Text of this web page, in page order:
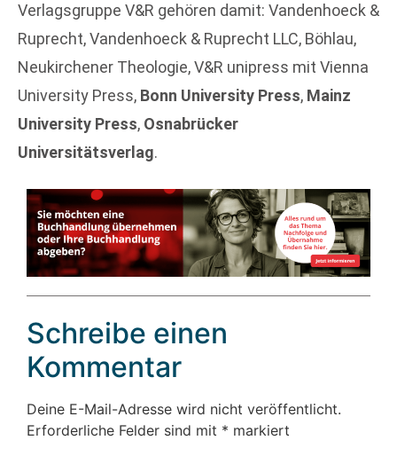
Verlagsgruppe V&R gehören damit: Vandenhoeck &
Ruprecht, Vandenhoeck & Ruprecht LLC, Böhlau,
Neukirchener Theologie, V&R unipress mit Vienna
University Press, Bonn University Press, Mainz
University Press, Osnabrücker
Universitätsverlag.
Schreibe einen
Kommentar
Deine E-Mail-Adresse wird nicht veröffentlicht.
Erforderliche Felder sind mit * markiert